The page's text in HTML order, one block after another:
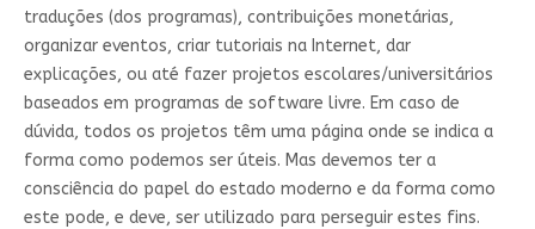
traduções (dos programas), contribuições monetárias,
organizar eventos, criar tutoriais na Internet, dar
explicações, ou até fazer projetos escolares/universitários
baseados em programas de software livre. Em caso de
dúvida, todos os projetos têm uma página onde se indica a
forma como podemos ser úteis. Mas devemos ter a
consciência do papel do estado moderno e da forma como
este pode, e deve, ser utilizado para perseguir estes fins.